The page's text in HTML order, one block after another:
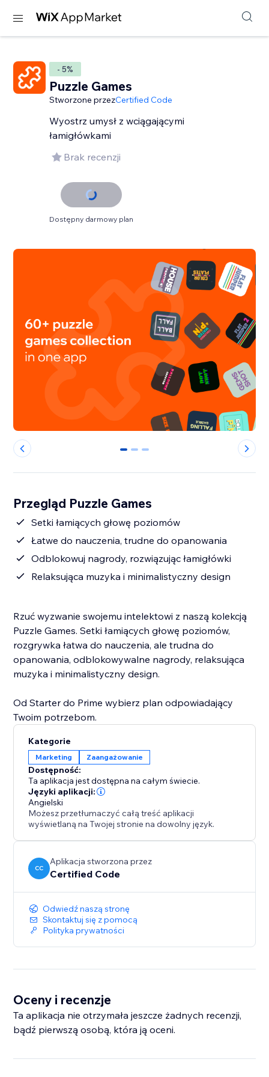
- 5%
Puzzle Games
Stworzone przezCertified Code
Wyostrz umysł z wciągającymi
łamigłówkami
Brak recenzji
Dostępny darmowy plan
0 1 2
Przegląd Puzzle Games
Setki łamiących głowę poziomów
Łatwe do nauczenia, trudne do opanowania
Odblokowuj nagrody, rozwiązując łamigłówki
Relaksująca muzyka i minimalistyczny design
Rzuć wyzwanie swojemu intelektowi z naszą kolekcją
Puzzle Games. Setki łamiących głowę poziomów,
rozgrywka łatwa do nauczenia, ale trudna do
opanowania, odblokowywalne nagrody, relaksująca
muzyka i minimalistyczny design.
Od Starter do Prime wybierz plan odpowiadający
Twoim potrzebom.
Kategorie
Marketing Zaangażowanie
Dostępność:
Ta aplikacja jest dostępna na całym świecie.
Języki aplikacji:
Angielski
Możesz przetłumaczyć całą treść aplikacji
wyświetlaną na Twojej stronie na dowolny język.
CC
Aplikacja stworzona przez
Certified Code
Odwiedź naszą stronę
Skontaktuj się z pomocą
Polityka prywatności
Oceny i recenzje
Ta aplikacja nie otrzymała jeszcze żadnych recenzji,
bądź pierwszą osobą, która ją oceni.